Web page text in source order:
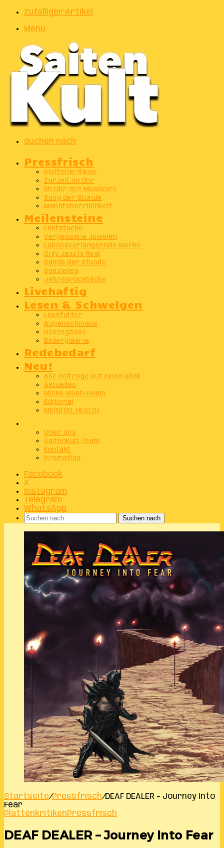
Zufälliger Artikel
Menu
Suchen nach
Pressfrisch
Plattenkritiken
Zurzeit im Ohr
Im Ohr der Musik(er)
Song der Stunde
Monatsherrlichkeit
Meilensteine
Filetstücke
Vergessene Juwelen
Lebensverlängernde Werke
Only Jazz Is Real
Bands der Stunde
Spezielles
Jahresrückblicke
Livehaftig
Lesen & Schwelgen
Lesefutter
Augenschmaus
Boxengasse
Bildergalerie
Redebedarf
Neu!
Alle Beiträge auf einen Blick
Aktuelles
Micks Mush-Room
Editorial
ME(N)TAL HEALTH
Über uns
SaitenKult-Team
Kontakt
Promotion
Facebook
X
Instagram
Telegram
WhatsApp
Suchen nach
Startseite/Pressfrisch/DEAF DEALER – Journey Into
Fear
PlattenkritikenPressfrisch
DEAF DEALER – Journey Into Fear